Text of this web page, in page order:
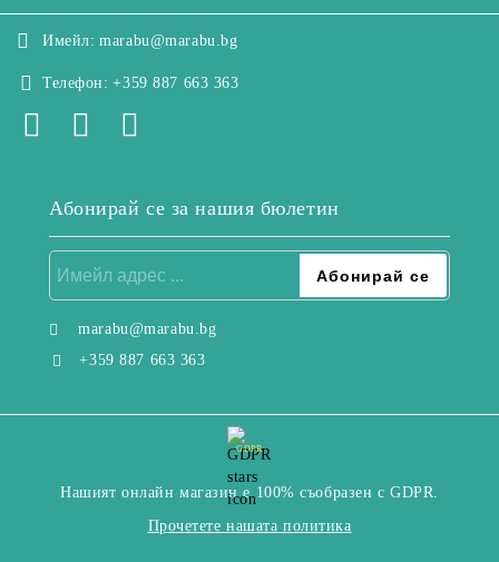
Имейл: marabu@marabu.bg
Телефон: +359 887 663 363
Абонирай се за нашия бюлетин
marabu@marabu.bg
+359 887 663 363
GDPR
Нашият онлайн магазин е 100% съобразен с GDPR.
Прочетете нашата политика